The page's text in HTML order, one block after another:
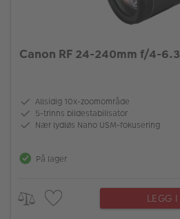
Canon RF 24-240mm f/4-6.3
Allsidig 10x-zoomområde
5-trinns bildestabilisator
Nær lydløs Nano USM-fokusering
På lager
LEGG